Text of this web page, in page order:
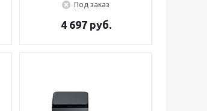
Под заказ
4 697 руб.